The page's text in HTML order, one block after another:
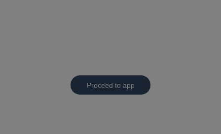
Proceed to app